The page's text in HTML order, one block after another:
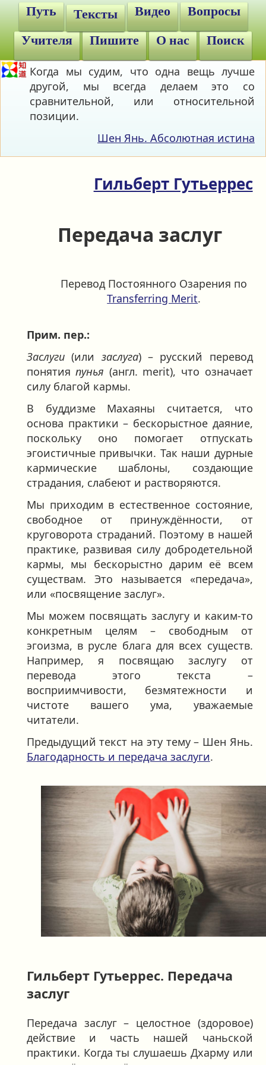
Путь Тексты Видео Вопросы
Учителя Пишите О нас Поиск
Когда мы судим, что одна вещь лучше
другой, мы всегда делаем это со
сравнительной, или относительной
позиции.
Шен Янь. Абсолютная истина
Гильберт Гутьеррес
Передача заслуг
Перевод Постоянного Озарения по
Transferring Merit.
Прим. пер.:
Заслуги(или заслуга) – русский перевод
понятияпунья (англ. merit), что означает
силу благой кармы.
В буддизме Махаяны считается, что
основа практики – бескорыстное даяние,
поскольку оно помогает отпускать
эгоистичные привычки. Так наши дурные
кармические шаблоны, создающие
страдания, слабеют и растворяются.
Мы приходим в естественное состояние,
свободное от принуждённости, от
круговорота страданий. Поэтому в нашей
практике, развивая силу добродетельной
кармы, мы бескорыстно дарим её всем
существам. Это называется «передача»,
или «посвящение заслуг».
Мы можем посвящать заслугу и каким-то
конкретным целям – свободным от
эгоизма, в русле блага для всех существ.
Например, я посвящаю заслугу от
перевода этого текста –
восприимчивости, безмятежности и
чистоте вашего ума, уважаемые
читатели.
Предыдущий текст на эту тему – Шен Янь.
Благодарность и передача заслуги.
Гильберт Гутьеррес. Передача
заслуг
Передача заслуг – целостное (здоровое)
действие и часть нашей чаньской
практики. Когда ты слушаешь Дхарму или